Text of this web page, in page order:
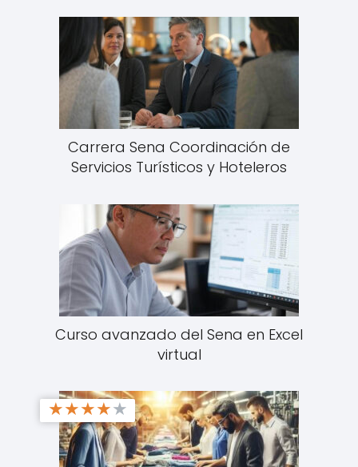
Carrera Sena Coordinación de
Servicios Turísticos y Hoteleros
Curso avanzado del Sena en Excel
virtual
★★★★★